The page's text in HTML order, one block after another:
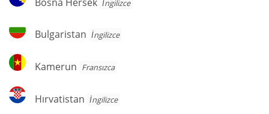
Hersek
İngilizce
Bulgaristan
Bulgaristan İngilizce
Kamerun
Kamerun Fransızca
Hırvatistan
Hırvatistan İngilizce